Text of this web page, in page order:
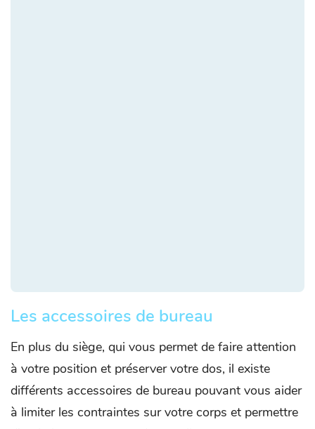
Les accessoires de bureau
En plus du siège, qui vous permet de faire attention
à votre position et préserver votre dos, il existe
différents accessoires de bureau pouvant vous aider
à limiter les contraintes sur votre corps et permettre